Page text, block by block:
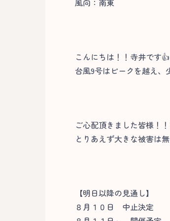
風向：南東
こんにちは！！寺井です👍
台風9号はピークを越え、
ご心配頂きました皆様！
とりあえず大きな被害は
【明日以降の見通し】
８月１０日 中止決定